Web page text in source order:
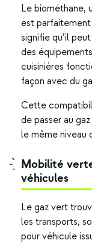
Le biométhane,
est
signifie qu’il
des
cuisinières
façon avec du
Cette
de passer au
le même niveau
Mobilité
véhicules
Le gaz vert
les transports,
pour véhicule